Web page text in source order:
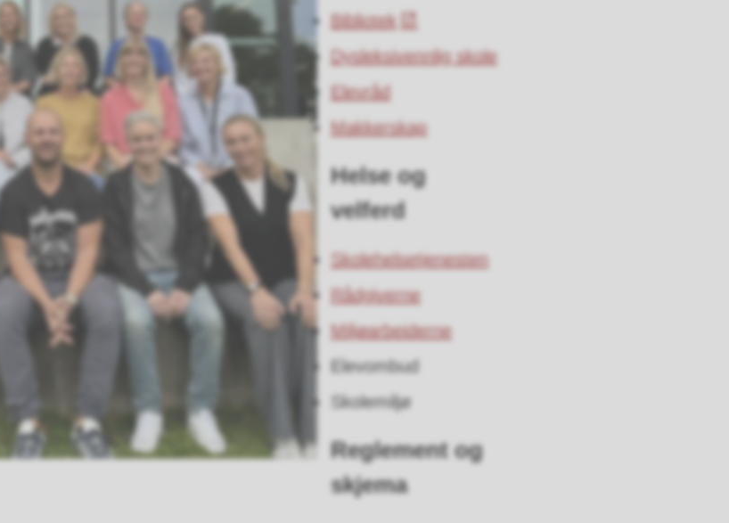
Bibliotek
Dysleksivennlig skole
Elevråd
Makkerskap
Helse og
velferd
Skolehelsetjenesten
Rådgiverne
Miljøarbeiderne
Elevombud
Skolemiljø
Reglement og
skjema